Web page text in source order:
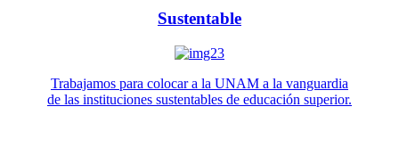
Sustentable
Trabajamos para colocar a la UNAM a la vanguardia
de las instituciones sustentables de educación superior.